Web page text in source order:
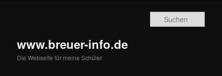
www.breuer-info.de
Die Webseite für meine Schüler